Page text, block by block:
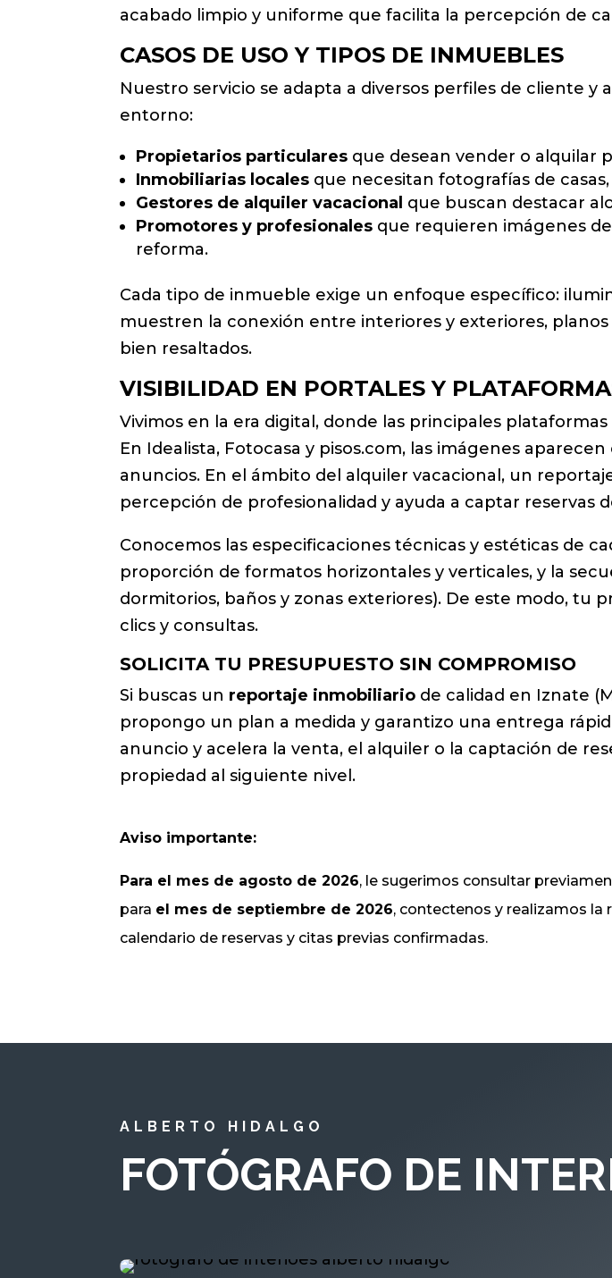
acabado limpio y uniforme que facilita la percepción de
CASOS DE USO Y TIPOS DE INMUEBLES
Nuestro servicio se adapta a diversos perfiles de cliente
entorno:
Propietarios particulares que desean vender o alquilar
Inmobiliarias locales que necesitan fotografías de
Gestores de alquiler vacacional que buscan destacar
Promotores y profesionales que requieren imágenes
reforma.
Cada tipo de inmueble exige un enfoque específico:
muestren la conexión entre interiores y exteriores,
bien resaltados.
VISIBILIDAD EN PORTALES Y
Vivimos en la era digital, donde las principales
En Idealista, Fotocasa y pisos.com, las imágenes
anuncios. En el ámbito del alquiler vacacional, un
percepción de profesionalidad y ayuda a captar reservas
Conocemos las especificaciones técnicas y estéticas de
proporción de formatos horizontales y verticales, y la
dormitorios, baños y zonas exteriores). De este modo, tu
clics y consultas.
SOLICITA TU PRESUPUESTO SIN COMPROMISO
Si buscas un reportaje inmobiliario de calidad en Iznate
propongo un plan a medida y garantizo una entrega
anuncio y acelera la venta, el alquiler o la captación de
propiedad al siguiente nivel.
Aviso importante:
Para el mes de agosto de 2026, le sugerimos consultar
para el mes de septiembre de 2026, contectenos y realizamos la
calendario de reservas y citas previas confirmadas.
ALBERTO HIDALGO
FOTÓGRAFO DE